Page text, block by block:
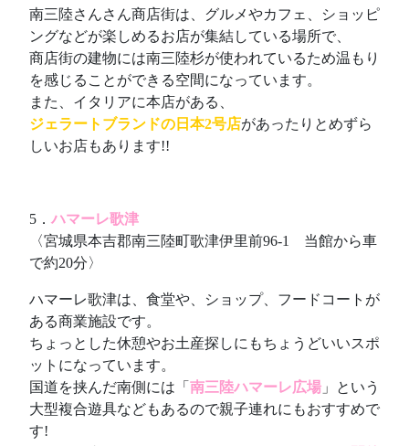
南三陸さんさん商店街は、グルメやカフェ、ショッピ
ングなどが楽しめるお店が集結している場所で、
商店街の建物には南三陸杉が使われているため温もり
を感じることができる空間になっています。
また、イタリアに本店がある、
ジェラートブランドの日本2号店があったりとめずら
しいお店もあります!!
5． ハマーレ歌津
〈宮城県本吉郡南三陸町歌津伊里前96-1 当館から車
で約20分〉
ハマーレ歌津は、食堂や、ショップ、フードコートが
ある商業施設です。
ちょっとした休憩やお土産探しにもちょうどいいスポ
ットになっています。
国道を挟んだ南側には「 南三陸ハマーレ広場 」という
大型複合遊具などもあるので親子連れにもおすすめで
す!